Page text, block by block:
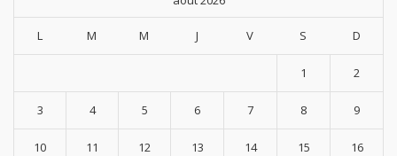
L M M J V S D
1 2
3 4 5 6 7 8 9
10 11 12 13 14 15 16